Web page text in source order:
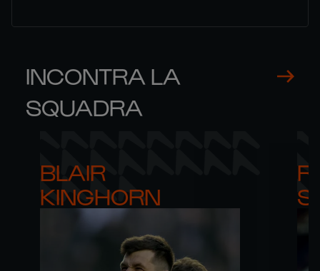
INCONTRA LA
SQUADRA
BLAIR
KINGHORN